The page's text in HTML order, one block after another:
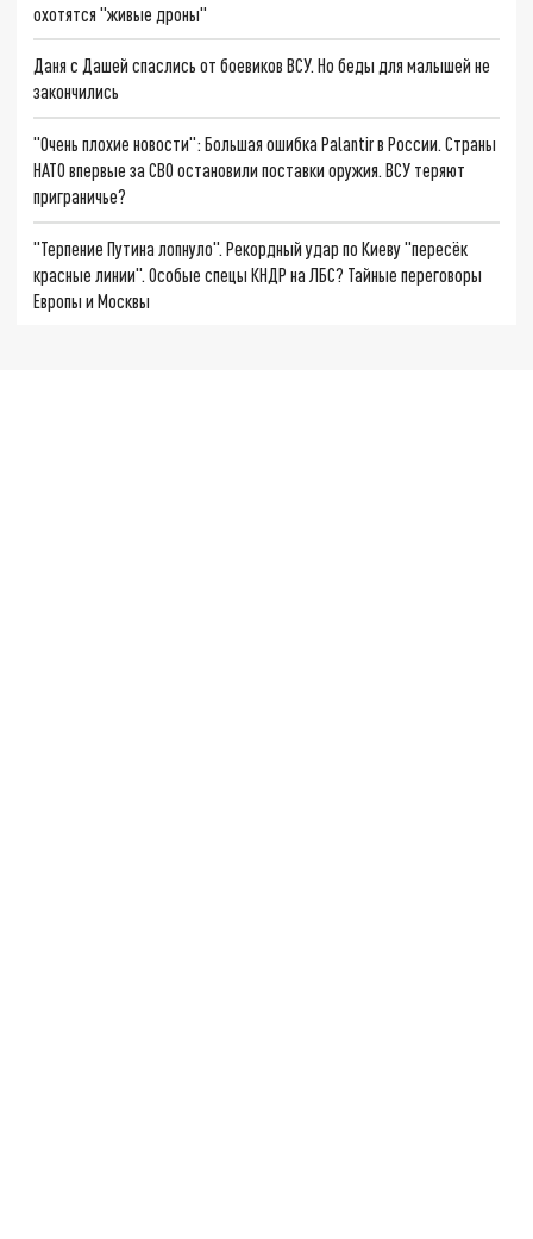
охотятся "живые дроны"
Даня с Дашей спаслись от боевиков ВСУ. Но беды для малышей не
закончились
"Очень плохие новости": Большая ошибка Palantir в России. Страны
НАТО впервые за СВО остановили поставки оружия. ВСУ теряют
приграничье?
"Терпение Путина лопнуло". Рекордный удар по Киеву "пересёк
красные линии". Особые спецы КНДР на ЛБС? Тайные переговоры
Европы и Москвы